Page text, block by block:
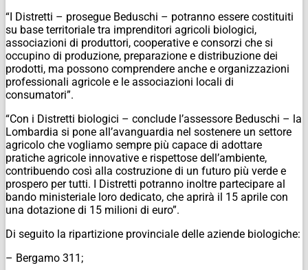
“I Distretti – prosegue Beduschi – potranno essere costituiti
su base territoriale tra imprenditori agricoli biologici,
associazioni di produttori, cooperative e consorzi che si
occupino di produzione, preparazione e distribuzione dei
prodotti, ma possono comprendere anche e organizzazioni
professionali agricole e le associazioni locali di
consumatori”.
“Con i Distretti biologici – conclude l’assessore Beduschi – la
Lombardia si pone all’avanguardia nel sostenere un settore
agricolo che vogliamo sempre più capace di adottare
pratiche agricole innovative e rispettose dell’ambiente,
contribuendo così alla costruzione di un futuro più verde e
prospero per tutti. I Distretti potranno inoltre partecipare al
bando ministeriale loro dedicato, che aprirà il 15 aprile con
una dotazione di 15 milioni di euro”.
Di seguito la ripartizione provinciale delle aziende biologiche:
– Bergamo 311;